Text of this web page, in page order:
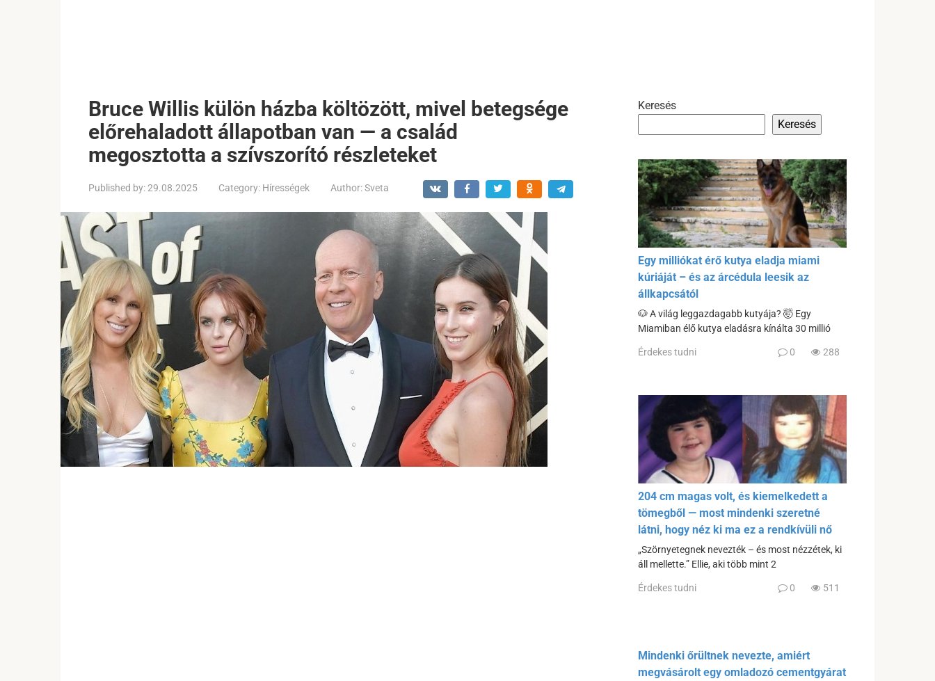
Bruce Willis külön házba költözött, mivel betegsége
előrehaladott állapotban van — a család
megosztotta a szívszorító részleteket
Published by:29.08.2025 Category: Hírességek Author:Sveta
Keresés
Keresés
Egy milliókat érő kutya eladja miami
kúriáját – és az árcédula leesik az
állkapcsától
🐶 A világ leggazdagabb kutyája? 🤯 Egy
Miamiban élő kutya eladásra kínálta 30 millió
Érdekes tudni 0 288
204 cm magas volt, és kiemelkedett a
tömegből — most mindenki szeretné
látni, hogy néz ki ma ez a rendkívüli nő
„Szörnyetegnek nevezték – és most nézzétek, ki
áll mellette.” Ellie, aki több mint 2
Érdekes tudni 0 511
Mindenki őrültnek nevezte, amiért
megvásárolt egy omladozó cementgyárat